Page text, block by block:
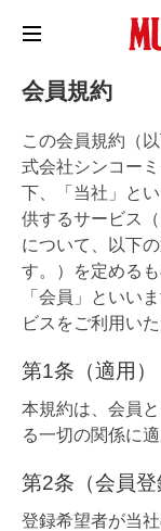
会員規約
この会員規約（
式会社シンコー
下、「当社」と
供するサービス
について、以下
す。）を定める
「会員」といい
ビスをご利用いた
第1条（適用）
本規約は、会員
る一切の関係に
第2条（会員登
登録希望者が当